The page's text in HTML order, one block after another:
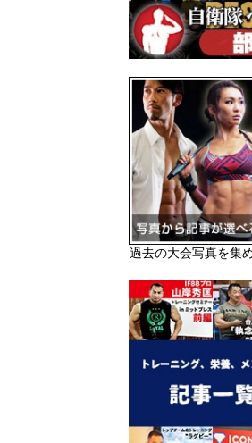
過去の大会写真を集